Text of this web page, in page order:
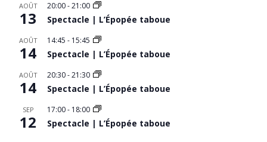
AOÛT
13
20:00-21:00
Spectacle | L’Épopée taboue
AOÛT
14
14:45 - 15:45
Spectacle | L’Épopée taboue
AOÛT
14
20:30-21:30
Spectacle | L’Épopée taboue
SEP
12
17:00- 18:00
Spectacle | L’Épopée taboue